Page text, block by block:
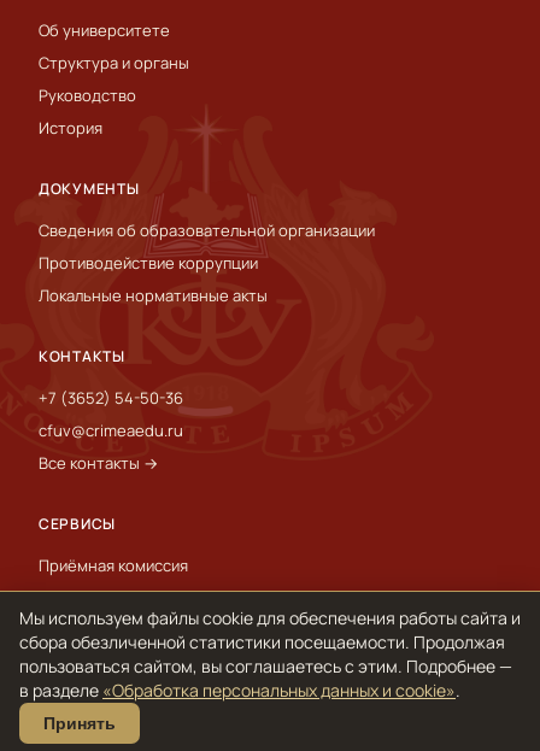
Об университете
Структура и органы
Руководство
История
ДОКУМЕНТЫ
Сведения об образовательной организации
Противодействие коррупции
Локальные нормативные акты
КОНТАКТЫ
+7 (3652) 54-50-36
cfuv@crimeaedu.ru
Все контакты →
СЕРВИСЫ
Приёмная комиссия
Пресс-служба
International
© 1918–2026 ФГАОУ ВО «КФУ им. В. И. Вернадского»
Обработка персональных данных и cookie
Мы используем файлы cookie для обеспечения работы сайта и
сбора обезличенной статистики посещаемости. Продолжая
пользоваться сайтом, вы соглашаетесь с этим. Подробнее —
в разделе «Обработка персональных данных и cookie».
Принять